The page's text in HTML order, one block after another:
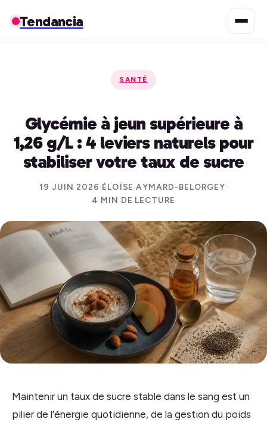
Tendancia
SANTÉ
Glycémie à jeun supérieure à
1,26 g/L : 4 leviers naturels pour
stabiliser votre taux de sucre
19 JUIN 2026·ÉLOÏSE AYMARD-BELORGEY·
4 MIN DE LECTURE
Maintenir un taux de sucre stable dans le sang est un
pilier de l’énergie quotidienne, de la gestion du poids